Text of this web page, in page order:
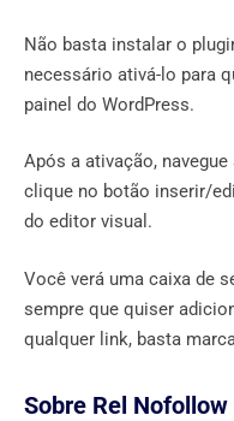
Não basta instalar o
necessário ativá-lo para
painel do WordPress.
Após a ativação,
clique no botão inserir/
do editor visual.
Você verá uma caixa de
sempre que quiser
qualquer link, basta
Sobre Rel